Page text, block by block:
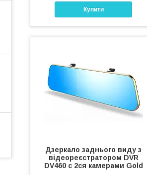
Купити
Дзеркало заднього виду з
відеореєстратором DVR
DV460 c 2ся камерами Gold